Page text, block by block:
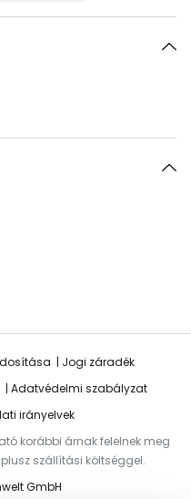
Jogi záradék
Adatvédelmi szabályzat
irányelvek
korábbi árnak felelnek meg
plusz szállítási költséggel.
GmbH